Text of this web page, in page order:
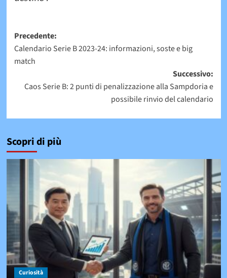
Navigazione
articolo
Precedente:
Calendario Serie B 2023-24: informazioni, soste e big
match
Successivo:
Caos Serie B: 2 punti di penalizzazione alla Sampdoria e
possibile rinvio del calendario
Scopri di più
Curiosità